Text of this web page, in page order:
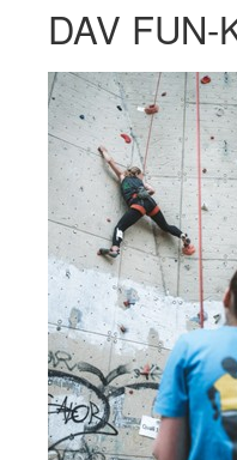
Fördermöglichkeiten
Wege zur
Villa Froschloch
Log-in "Vereine"
Qualifizierung
SSB Qualifizierungen
Übersicht
Qualifizierung im
Fachtag Bildung
DAV FUN-